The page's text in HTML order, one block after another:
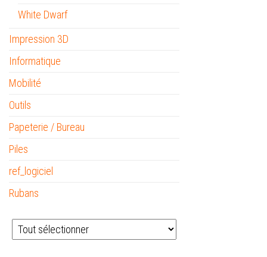
White Dwarf
Impression 3D
Informatique
Mobilité
Outils
Papeterie / Bureau
Piles
ref_logiciel
Rubans